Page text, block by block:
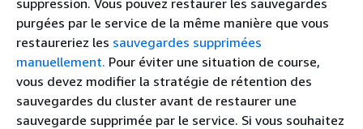
suppression. Vous pouvez restaurer les sauvegardes
purgées par le service de la même manière que vous
restaureriez les sauvegardes supprimées
manuellement. Pour éviter une situation de course,
vous devez modifier la stratégie de rétention des
sauvegardes du cluster avant de restaurer une
sauvegarde supprimée par le service. Si vous souhaitez